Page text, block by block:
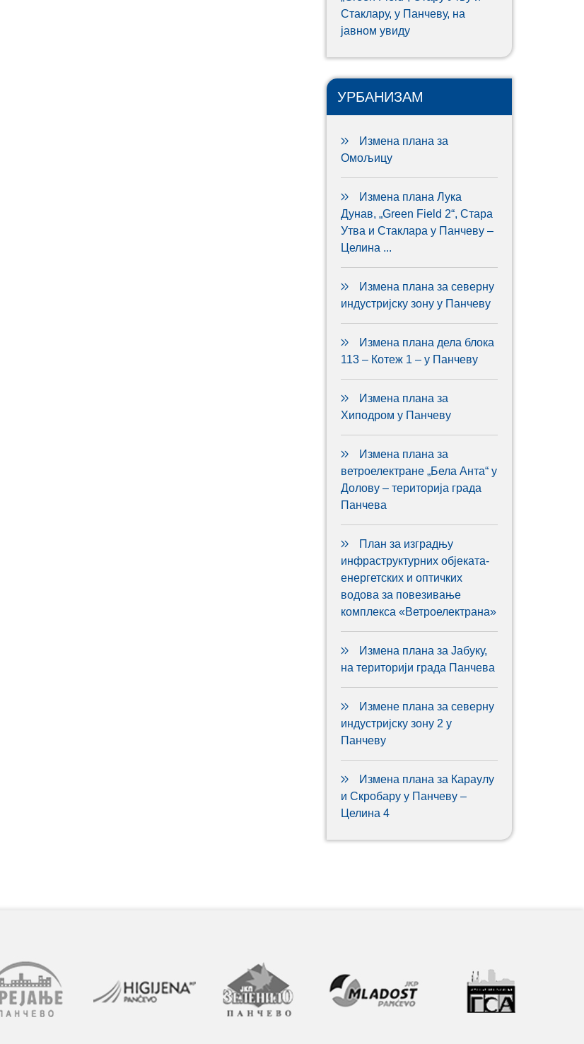
Стаклару, у Панчеву, на
јавном увиду
УРБАНИЗАМ
Измена плана за
Омољицу
Измена плана Лука
Дунав, „Green Field 2“, Стара
Утва и Стаклара у Панчеву –
Целина ...
Измена плана за северну
индустријску зону у Панчеву
Измена плана дела блока
113 – Котеж 1 – у Панчеву
Измена плана за
Хиподром у Панчеву
Измена плана за
ветроелектране „Бела Анта“ у
Долову – територија града
Панчева
План за изградњу
инфраструктурних објеката-
енергетских и оптичких
водова за повезивање
комплекса «Ветроелектрана»
Измена плана за Јабуку,
на територији града Панчева
Измене плана за северну
индустријску зону 2 у
Панчеву
Измена плана за Караулу
и Скробару у Панчеву –
Целина 4